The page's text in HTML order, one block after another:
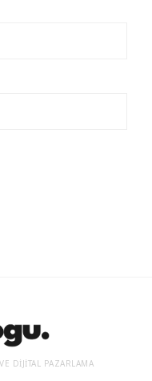
DIJITAL PAZARLAMA